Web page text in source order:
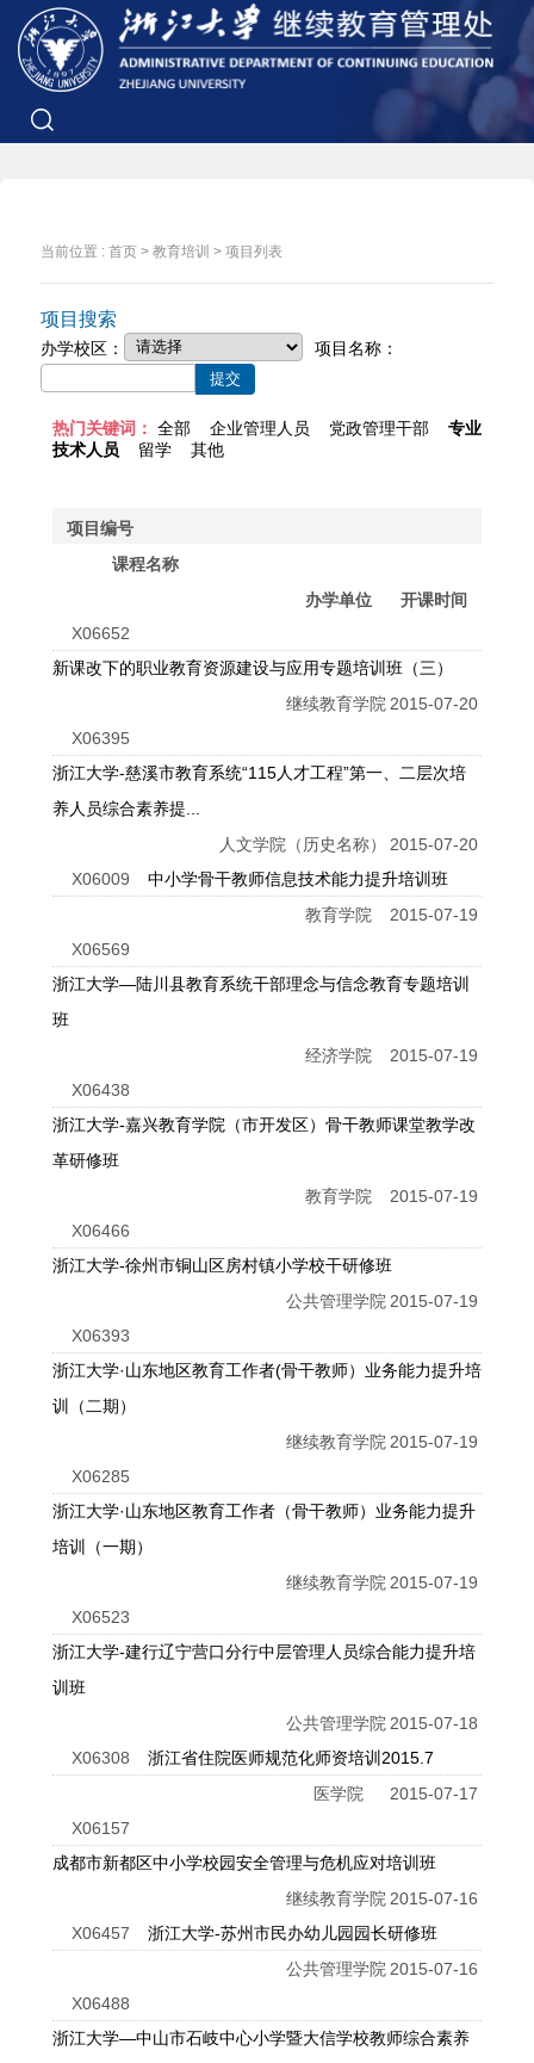
当前位置 : 首页 > 教育培训 > 项目列表
项目搜索
办学校区： 项目名称：
热门关键词： 全部 企业管理人员 党政管理干部
专业
技术人员
留学 其他
项目编号
课程名称
开课时间
办学单位
X06652
新课改下的职业教育资源建设与应用专题培训班（三）
2015-07-20
继续教育学院
X06395
浙江大学-慈溪市教育系统“115人才工程”第一、二层次培
养人员综合素养提...
2015-07-20
人文学院（历史名称）
X06009
中小学骨干教师信息技术能力提升培训班
2015-07-19
教育学院
X06569
浙江大学—陆川县教育系统干部理念与信念教育专题培训
班
2015-07-19
经济学院
X06438
浙江大学-嘉兴教育学院（市开发区）骨干教师课堂教学改
革研修班
2015-07-19
教育学院
X06466
浙江大学-徐州市铜山区房村镇小学校干研修班
2015-07-19
公共管理学院
X06393
浙江大学·山东地区教育工作者(骨干教师）业务能力提升培
训（二期）
2015-07-19
继续教育学院
X06285
浙江大学·山东地区教育工作者（骨干教师）业务能力提升
培训（一期）
2015-07-19
继续教育学院
X06523
浙江大学-建行辽宁营口分行中层管理人员综合能力提升培
训班
2015-07-18
公共管理学院
X06308
浙江省住院医师规范化师资培训2015.7
2015-07-17
医学院
X06157
成都市新都区中小学校园安全管理与危机应对培训班
2015-07-16
继续教育学院
X06457
浙江大学-苏州市民办幼儿园园长研修班
2015-07-16
公共管理学院
X06488
浙江大学—中山市石岐中心小学暨大信学校教师综合素养